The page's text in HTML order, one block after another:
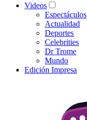
Videos
Espectáculos
Actualidad
Deportes
Celebrities
Dr Trome
Mundo
Edición Impresa